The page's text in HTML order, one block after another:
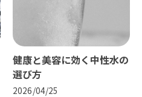
健康と美容に効く中性水の
選び方
2026/04/25